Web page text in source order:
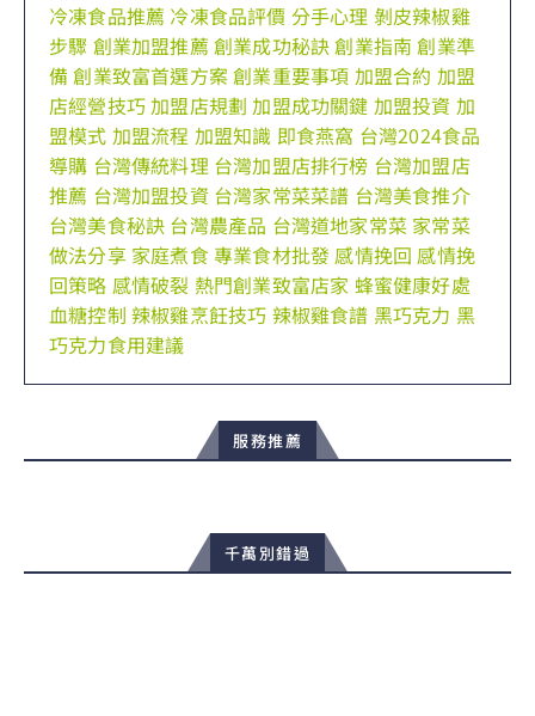
冷凍食品推薦 冷凍食品評價 分手心理 剝皮辣椒雞
步驟 創業加盟推薦 創業成功秘訣創業指南 創業準
備創業致富首選方案創業重要事項 加盟合約 加盟
店經營技巧加盟店規劃 加盟成功關鍵 加盟投資 加
盟模式 加盟流程 加盟知識 即食燕窩 台灣2024食品
導購 台灣傳統料理 台灣加盟店排行榜 台灣加盟店
推薦 台灣加盟投資 台灣家常菜菜譜 台灣美食推介
台灣美食秘訣 台灣農產品 台灣道地家常菜 家常菜
做法分享 家庭煮食專業食材批發感情挽回 感情挽
回策略 感情破裂 熱門創業致富店家 蜂蜜健康好處
血糖控制 辣椒雞烹飪技巧 辣椒雞食譜 黑巧克力 黑
巧克力食用建議
服務推薦
千萬別錯過